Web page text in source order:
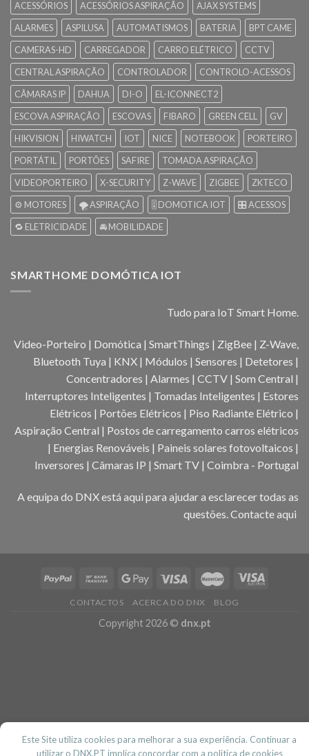
ACESSÓRIOS ACESSÓRIOS ASPIRAÇÃO
AJAX SYSTEMS
ALARMES
ASPILUSA AUTOMATISMOS BATERIA
BPT CAME
CAMERAS-HD
CARREGADOR CARRO ELÉTRICO
CCTV
CENTRAL ASPIRAÇÃO
CONTROLADOR
CONTROLO-ACESSOS
CÂMARAS IP
DAHUA DI-O
EL-ICONNECT2
ESCOVA ASPIRAÇÃO
ESCOVAS FIBARO GREEN CELL
GV
HIKVISION
HIWATCH IOT NICE NOTEBOOK
PORTEIRO
PORTÁTIL
PORTÕES SAFIRE
TOMADA ASPIRAÇÃO
VIDEOPORTEIRO
X-SECURITY Z-WAVE ZIGBEE
ZKTECO
⚙️ MOTORES
🌪️ ASPIRAÇÃO 🎚️ DOMOTICA IOT
🎛️ ACESSOS
🔁 ELETRICIDADE
🚘 MOBILIDADE
SMARTHOME DOMÓTICA IOT
Tudo para IoT Smart Home.
Video-Porteiro | Domótica | SmartThings | ZigBee | Z-Wave,
Bluetooth Tuya | KNX | Módulos | Sensores | Detetores |
Concentradores | Alarmes | CCTV | Som Central |
Interruptores Inteligentes | Tomadas Inteligentes | Estores
Elétricos | Portões Elétricos | Piso Radiante Elétrico |
Aspiração Central | Postos de carregamento carros elétricos
| Energias Renováveis | Paineis solares fotovoltaicos |
Inversores | Câmaras IP | Smart TV | Coimbra - Portugal
A equipa do DNX está aqui para ajudar a esclarecer todas as
questões.Contacte aqui
CONTACTOS ACERCA DO DNX BLOG
Copyright 2026 © dnx.pt
Este Site utiliza cookies para melhorar a sua experiência. Continuar a
utilizar o DNX.PT implica concordar com a politica de cookies